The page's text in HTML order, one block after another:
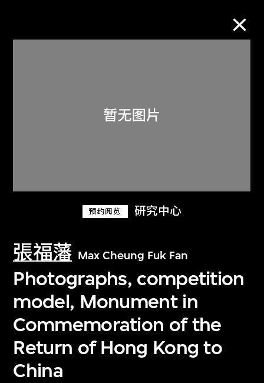
预约阅览 研究中心
張福藩 Max Cheung Fuk Fan
Photographs, competition
model, Monument in
Commemoration of the
Return of Hong Kong to
China
关于M+藏品
探索世界顶级的二十及二十一世纪视觉
文化藏品。